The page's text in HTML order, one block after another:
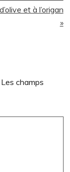
et à l’origan
»
Les champs